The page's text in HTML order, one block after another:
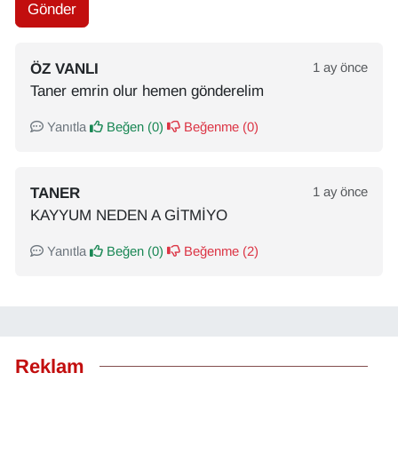
Gönder
ÖZ VANLI 1 ay önce
Taner emrin olur hemen gönderelim
Yanıtla Beğen (0) Beğenme (0)
TANER 1 ay önce
KAYYUM NEDEN A GİTMİYO
Yanıtla Beğen (0) Beğenme (2)
Reklam